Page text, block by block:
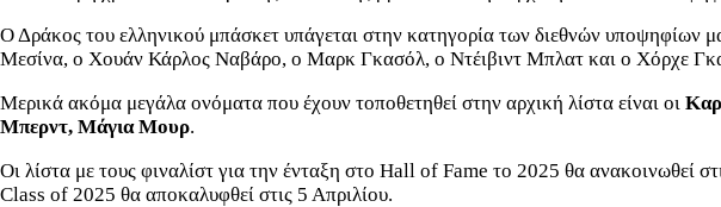
Ο Δράκος του ελληνικού μπάσκετ υπάγεται στην κατηγορία των διεθνών υποψηφίων
Μεσίνα, ο Χουάν Κάρλος Ναβάρο, ο Μαρκ Γκασόλ, ο Ντέιβιντ Μπλατ και ο Χόρχε
Μερικά ακόμα μεγάλα ονόματα που έχουν τοποθετηθεί στην αρχική λίστα είναι οι
Μπερντ, Μάγια Μουρ.
Οι λίστα με τους φιναλίστ για την ένταξη στο Hall of Fame το 2025 θα
Class of 2025 θα αποκαλυφθεί στις 5 Απριλίου.